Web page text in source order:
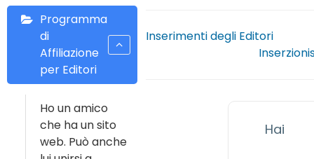
Programma
di
Affiliazione
per Editori
Ho un amico
che ha un sito
web. Può anche
Inserimenti degli Editori
Hai